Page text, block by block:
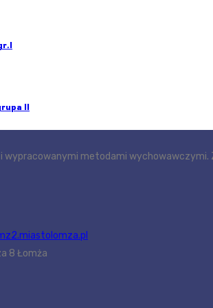
II
wypracowanymi metodami wychowawczymi.
8 Łomża